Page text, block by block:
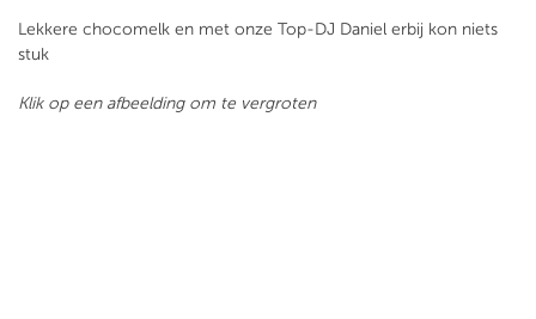
Lekkere chocomelk en met onze Top-DJ Daniel erbij kon niets
stuk
Klik op een afbeelding om te vergroten